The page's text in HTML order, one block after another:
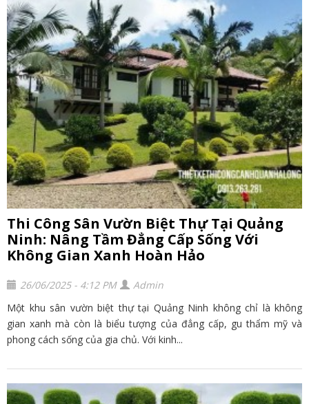
Thi Công Sân Vườn Biệt Thự Tại Quảng
Ninh: Nâng Tầm Đẳng Cấp Sống Với
Không Gian Xanh Hoàn Hảo
26/06/2025 - 4:12 PM
Admin
Một khu sân vườn biệt thự tại Quảng Ninh không chỉ là không
gian xanh mà còn là biểu tượng của đẳng cấp, gu thẩm mỹ và
phong cách sống của gia chủ. Với kinh...